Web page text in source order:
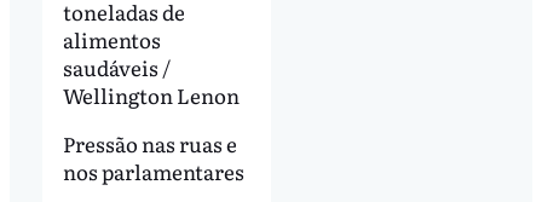
toneladas de
alimentos
saudáveis /
Wellington Lenon
Pressão nas ruas e
nos parlamentares